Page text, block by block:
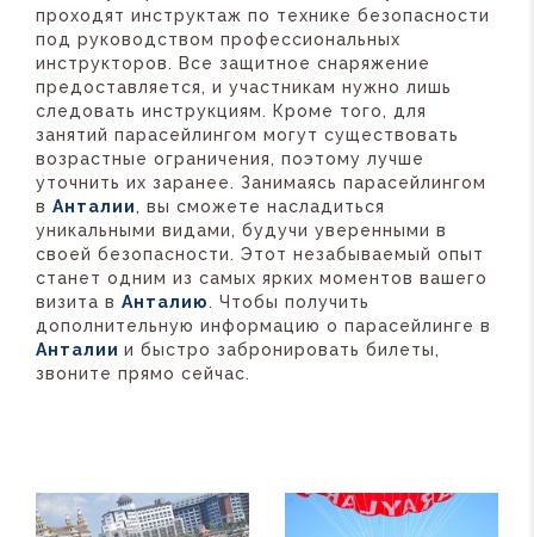
проходят инструктаж по технике безопасности
под руководством профессиональных
инструкторов. Все защитное снаряжение
предоставляется, и участникам нужно лишь
следовать инструкциям. Кроме того, для
занятий парасейлингом могут существовать
возрастные ограничения, поэтому лучше
уточнить их заранее. Занимаясь парасейлингом
в Анталии, вы сможете насладиться
уникальными видами, будучи уверенными в
своей безопасности. Этот незабываемый опыт
станет одним из самых ярких моментов вашего
визита в Анталию. Чтобы получить
дополнительную информацию о парасейлинге в
Анталии и быстро забронировать билеты,
звоните прямо сейчас.